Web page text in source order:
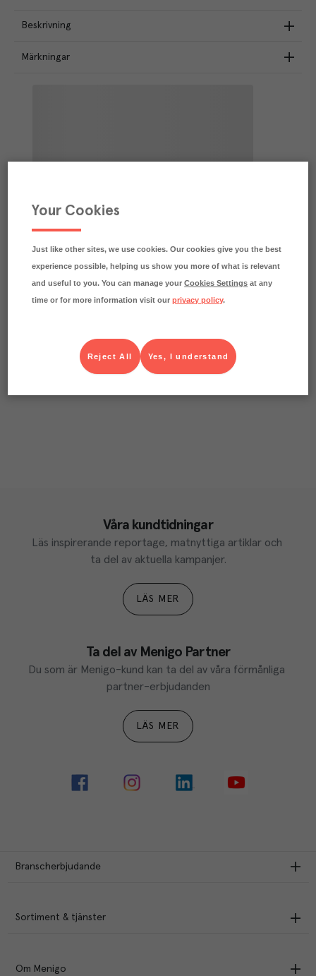
Beskrivning
Märkningar
Våra kundtidningar
Läs inspirerande reportage, matnyttiga artiklar och
ta del av aktuella kampanjer.
LÄS MER
Ta del av Menigo Partner
Du som är Menigo-kund kan ta del av våra förmånliga
partner-erbjudanden
LÄS MER
Branscherbjudande
Sortiment & tjänster
Om Menigo
Your Cookies
Just like other sites, we use cookies. Our cookies give you the best
experience possible, helping us show you more of what is relevant
and useful to you. You can manage yourCookies Settings at any
time or for more information visit ourprivacy policy.
Yes, I understand
Reject All